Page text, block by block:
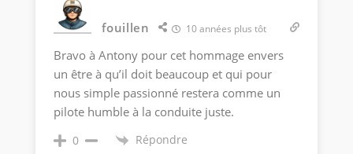
fouillen 10 années plus tôt
Bravo à Antony pour cet hommage envers
un être à qu’il doit beaucoup et qui pour
nous simple passionné restera comme un
pilote humble à la conduite juste.
0 Répondre